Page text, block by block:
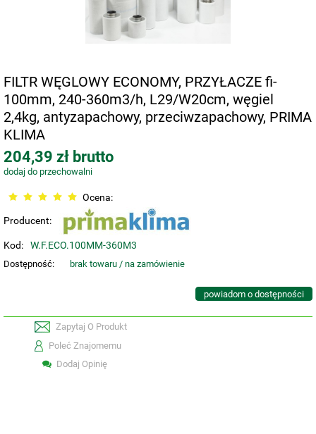
FILTR WĘGLOWY ECONOMY, PRZYŁACZE fi-
100mm, 240-360m3/h, L29/W20cm, węgiel
2,4kg, antyzapachowy, przeciwzapachowy, PRIMA
KLIMA
204,39 zł brutto
dodaj do przechowalni
Ocena:
Producent:
Kod: W.F.ECO.100MM-360M3
Dostępność: brak towaru / na zamówienie
powiadom o dostępności
Zapytaj O Produkt
Poleć Znajomemu
Dodaj Opinię